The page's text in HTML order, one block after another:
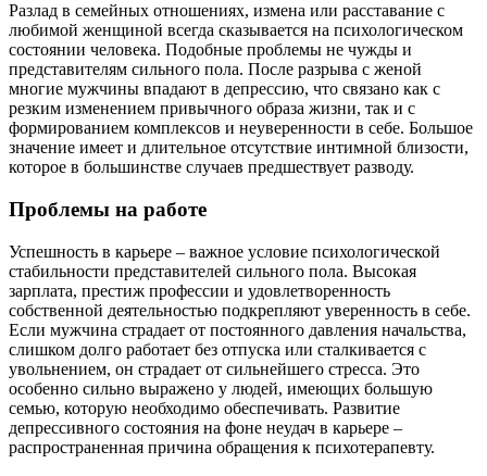
Разлад в семейных отношениях, измена или расставание с
любимой женщиной всегда сказывается на психологическом
состоянии человека. Подобные проблемы не чужды и
представителям сильного пола. После разрыва с женой
многие мужчины впадают в депрессию, что связано как с
резким изменением привычного образа жизни, так и с
формированием комплексов и неуверенности в себе. Большое
значение имеет и длительное отсутствие интимной близости,
которое в большинстве случаев предшествует разводу.
Проблемы на работе
Успешность в карьере – важное условие психологической
стабильности представителей сильного пола. Высокая
зарплата, престиж профессии и удовлетворенность
собственной деятельностью подкрепляют уверенность в себе.
Если мужчина страдает от постоянного давления начальства,
слишком долго работает без отпуска или сталкивается с
увольнением, он страдает от сильнейшего стресса. Это
особенно сильно выражено у людей, имеющих большую
семью, которую необходимо обеспечивать. Развитие
депрессивного состояния на фоне неудач в карьере –
распространенная причина обращения к психотерапевту.